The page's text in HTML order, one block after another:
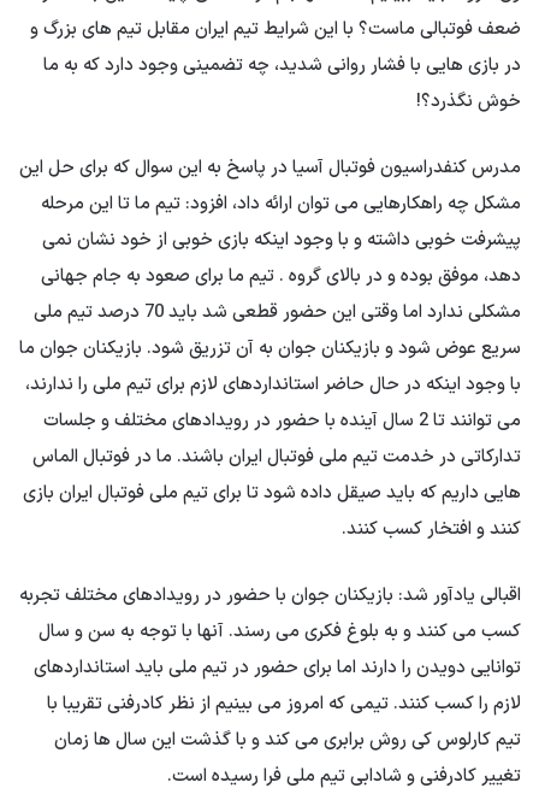
ضعف فوتبالی ماست؟ با این شرایط تیم ایران مقابل تیم های بزرگ و
در بازی هایی با فشار روانی شدید، چه تضمینی وجود دارد که به ما
خوش نگذرد؟!
مدرس کنفدراسیون فوتبال آسیا در پاسخ به این سوال که برای حل این
مشکل چه راهکارهایی می توان ارائه داد، افزود: تیم ما تا این مرحله
پیشرفت خوبی داشته و با وجود اینکه بازی خوبی از خود نشان نمی
دهد، موفق بوده و در بالای گروه . تیم ما برای صعود به جام جهانی
مشکلی ندارد اما وقتی این حضور قطعی شد باید 70 درصد تیم ملی
سریع عوض شود و بازیکنان جوان به آن تزریق شود. بازیکنان جوان ما
با وجود اینکه در حال حاضر استانداردهای لازم برای تیم ملی را ندارند،
می توانند تا 2 سال آینده با حضور در رویدادهای مختلف و جلسات
تدارکاتی در خدمت تیم ملی فوتبال ایران باشند. ما در فوتبال الماس
هایی داریم که باید صیقل داده شود تا برای تیم ملی فوتبال ایران بازی
کنند و افتخار کسب کنند.
اقبالی یادآور شد: بازیکنان جوان با حضور در رویدادهای مختلف تجربه
کسب می کنند و به بلوغ فکری می رسند. آنها با توجه به سن و سال
توانایی دویدن را دارند اما برای حضور در تیم ملی باید استانداردهای
لازم را کسب کنند. تیمی که امروز می بینیم از نظر کادرفنی تقریبا با
تیم کارلوس کی روش برابری می کند و با گذشت این سال ها زمان
تغییر کادرفنی و شادابی تیم ملی فرا رسیده است.